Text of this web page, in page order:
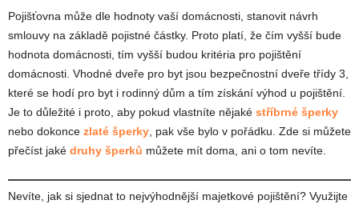
Pojišťovna může dle hodnoty vaší domácnosti, stanovit návrh
smlouvy na základě pojistné částky. Proto platí, že čím vyšší bude
hodnota domácnosti, tím vyšší budou kritéria pro pojištění
domácnosti. Vhodné dveře pro byt jsou bezpečnostní dveře třídy 3,
které se hodí pro byt i rodinný dům a tím získání výhod u pojištění.
Je to důležité i proto, aby pokud vlastníte nějaké stříbrné šperky
nebo dokonce zlaté šperky, pak vše bylo v pořádku. Zde si můžete
přečíst jaké druhy šperků můžete mít doma, ani o tom nevíte.
Nevíte, jak si sjednat to nejvýhodnější majetkové pojištění? Využijte